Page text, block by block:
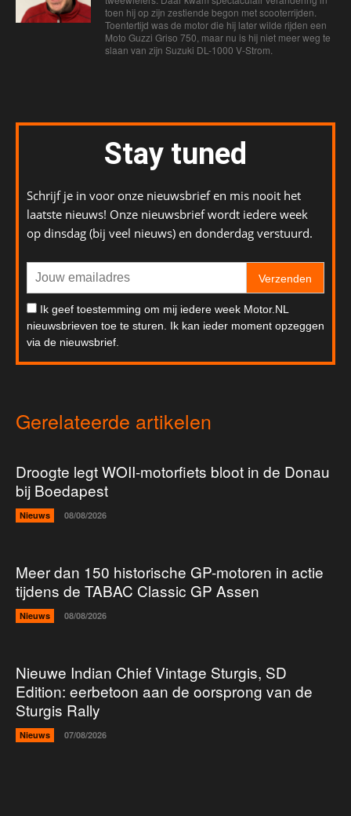
toen hij op zijn zestiende begon met scooterrijden.
Toentertijd was de motor die hij later wilde rijden een
Moto Guzzi Griso 750, maar nu is hij niet meer weg te
slaan van zijn Suzuki DL-1000 V-Strom.
Stay tuned
Schrijf je in voor onze nieuwsbrief en mis nooit het
laatste nieuws! Onze nieuwsbrief wordt iedere week
op dinsdag (bij veel nieuws) en donderdag verstuurd.
Verzenden
Ik geef toestemming om mij iedere week Motor.NL
nieuwsbrieven toe te sturen. Ik kan ieder moment opzeggen
via de nieuwsbrief.
Gerelateerde artikelen
Droogte legt WOII-motorfiets bloot in de Donau
bij Boedapest
Nieuws 08/08/2026
Meer dan 150 historische GP-motoren in actie
tijdens de TABAC Classic GP Assen
Nieuws 08/08/2026
Nieuwe Indian Chief Vintage Sturgis, SD
Edition: eerbetoon aan de oorsprong van de
Sturgis Rally
Nieuws 07/08/2026